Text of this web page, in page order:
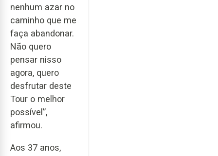
nenhum azar no
caminho que me
faça abandonar.
Não quero
pensar nisso
agora, quero
desfrutar deste
Tour o melhor
possível”,
afirmou.
Aos 37 anos,